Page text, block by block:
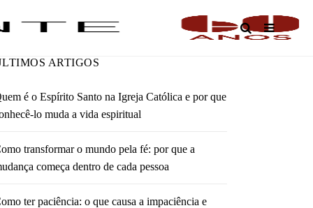
ARTIGOS
é o Espírito Santo na Igreja Católica e por que
lo muda a vida espiritual
transformar o mundo pela fé: por que a
começa dentro de cada pessoa
ter paciência: o que causa a impaciência e